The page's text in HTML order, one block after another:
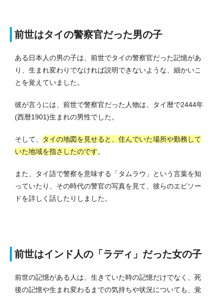
前世はタイの警察官だった男の子
ある日本人の男の子は、前世でタイの警察官だった記憶があ
り、生まれ変わりでなければ説明できないような、細かいこ
とを覚えていました。
彼が言うには、前世で警察官だった人物は、タイ暦で2444年
(西暦1901)生まれの男性でした。
そして、
タイの地図を見せると、住んでいた場所や勤務して
いた地域を指さしたのです。
また、タイ語で警察を意味する「タムラウ」という言葉を知
っていたり、その時代の警官の写真を見て、彼らのエピソー
ドを詳しく話したりしました。
前世はインド人の「ラディ」だった女の子
前世の記憶がある人は、生きていた時の記憶だけでなく、死
後の記憶や生まれ変わるまでの気持ちや状況についても、覚